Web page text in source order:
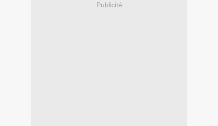
Publicité